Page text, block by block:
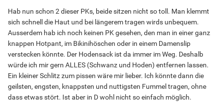
Hab nun schon 2 dieser PKs, beide sitzen nicht so toll. Man klemmt
sich schnell die Haut und bei längerem tragen wirds unbequem.
Ausserdem hab ich noch keinen PK gesehen, den man in einer ganz
knappen Hotpant, im Bikinihöschen oder in einem Damenslip
verstecken könnte. Der Hodensack ist da immer im Weg. Deshalb
würde ich mir gern ALLES (Schwanz und Hoden) entfernen lassen.
Ein kleiner Schlitz zum pissen wäre mir lieber. Ich könnte dann die
geilsten, engsten, knappsten und nuttigsten Fummel tragen, ohne
dass etwas stört. Ist aber in D wohl nicht so einfach möglich.